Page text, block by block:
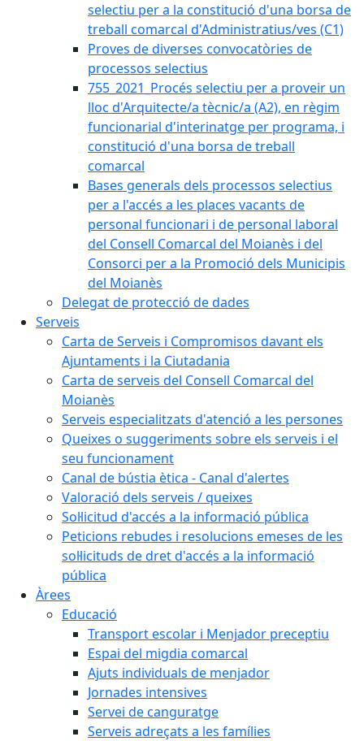
selectiu per a la constitució d'una borsa de
treball comarcal d'Administratius/ves (C1)
Proves de diverses convocatòries de
processos selectius
755_2021_Procés selectiu per a proveir un
lloc d'Arquitecte/a tècnic/a (A2), en règim
funcionarial d'interinatge per programa, i
constitució d'una borsa de treball
comarcal
Bases generals dels processos selectius
per a l'accés a les places vacants de
personal funcionari i de personal laboral
del Consell Comarcal del Moianès i del
Consorci per a la Promoció dels Municipis
del Moianès
Delegat de protecció de dades
Serveis
Carta de Serveis i Compromisos davant els
Ajuntaments i la Ciutadania
Carta de serveis del Consell Comarcal del
Moianès
Serveis especialitzats d'atenció a les persones
Queixes o suggeriments sobre els serveis i el
seu funcionament
Canal de bústia ètica - Canal d'alertes
Valoració dels serveis / queixes
Sol·licitud d'accés a la informació pública
Peticions rebudes i resolucions emeses de les
sol·licituds de dret d'accés a la informació
pública
Àrees
Educació
Transport escolar i Menjador preceptiu
Espai del migdia comarcal
Ajuts individuals de menjador
Jornades intensives
Servei de canguratge
Serveis adreçats a les famílies